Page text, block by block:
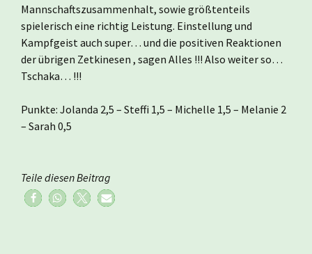
Mannschaftszusammenhalt, sowie größtenteils
spielerisch eine richtig Leistung. Einstellung und
Kampfgeist auch super… und die positiven Reaktionen
der übrigen Zetkinesen , sagen Alles !!! Also weiter so…
Tschaka… !!!
Punkte: Jolanda 2,5 – Steffi 1,5 – Michelle 1,5 – Melanie 2
– Sarah 0,5
Teile diesen Beitrag